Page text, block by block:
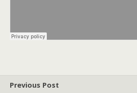
Previous Post